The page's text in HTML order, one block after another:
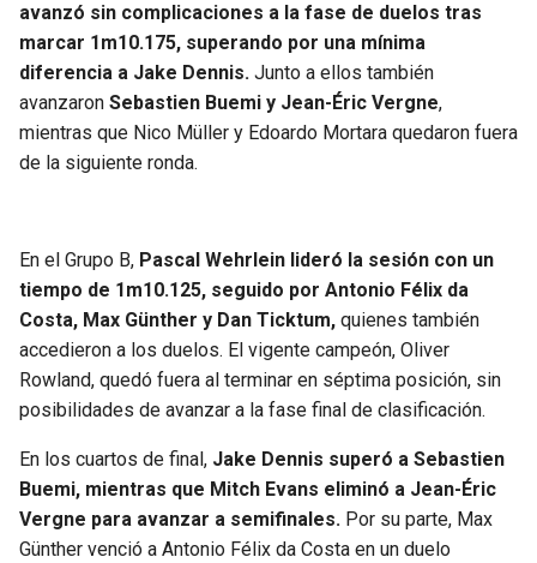
VIKINGS
FALCONS
PANTHERS
BUCCANEERS
THUNDER
TRAIL BLAZERS
JAZZ
avanzó sin complicaciones a la fase de duelos tras
marcar 1m10.175, superando por una mínima
diferencia a Jake Dennis. Junto a ellos también
avanzaron Sebastien Buemi y Jean-Éric Vergne,
mientras que Nico Müller y Edoardo Mortara quedaron fuera
de la siguiente ronda.
En el Grupo B, Pascal Wehrlein lideró la sesión con un
tiempo de 1m10.125, seguido por Antonio Félix da
Costa, Max Günther y Dan Ticktum, quienes también
accedieron a los duelos. El vigente campeón, Oliver
Rowland, quedó fuera al terminar en séptima posición, sin
posibilidades de avanzar a la fase final de clasificación.
En los cuartos de final, Jake Dennis superó a Sebastien
Buemi, mientras que Mitch Evans eliminó a Jean-Éric
Vergne para avanzar a semifinales. Por su parte, Max
Günther venció a Antonio Félix da Costa en un duelo